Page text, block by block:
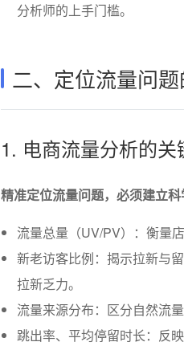
分析师的上手门槛。
二、定位流量问
1. 电商流量分析的
精准定位流量问题，必须建立
流量总量（UV/PV）：衡量
新老访客比例：揭示拉新与
拉新乏力。
流量来源分布：区分自然流
跳出率、平均停留时长：反